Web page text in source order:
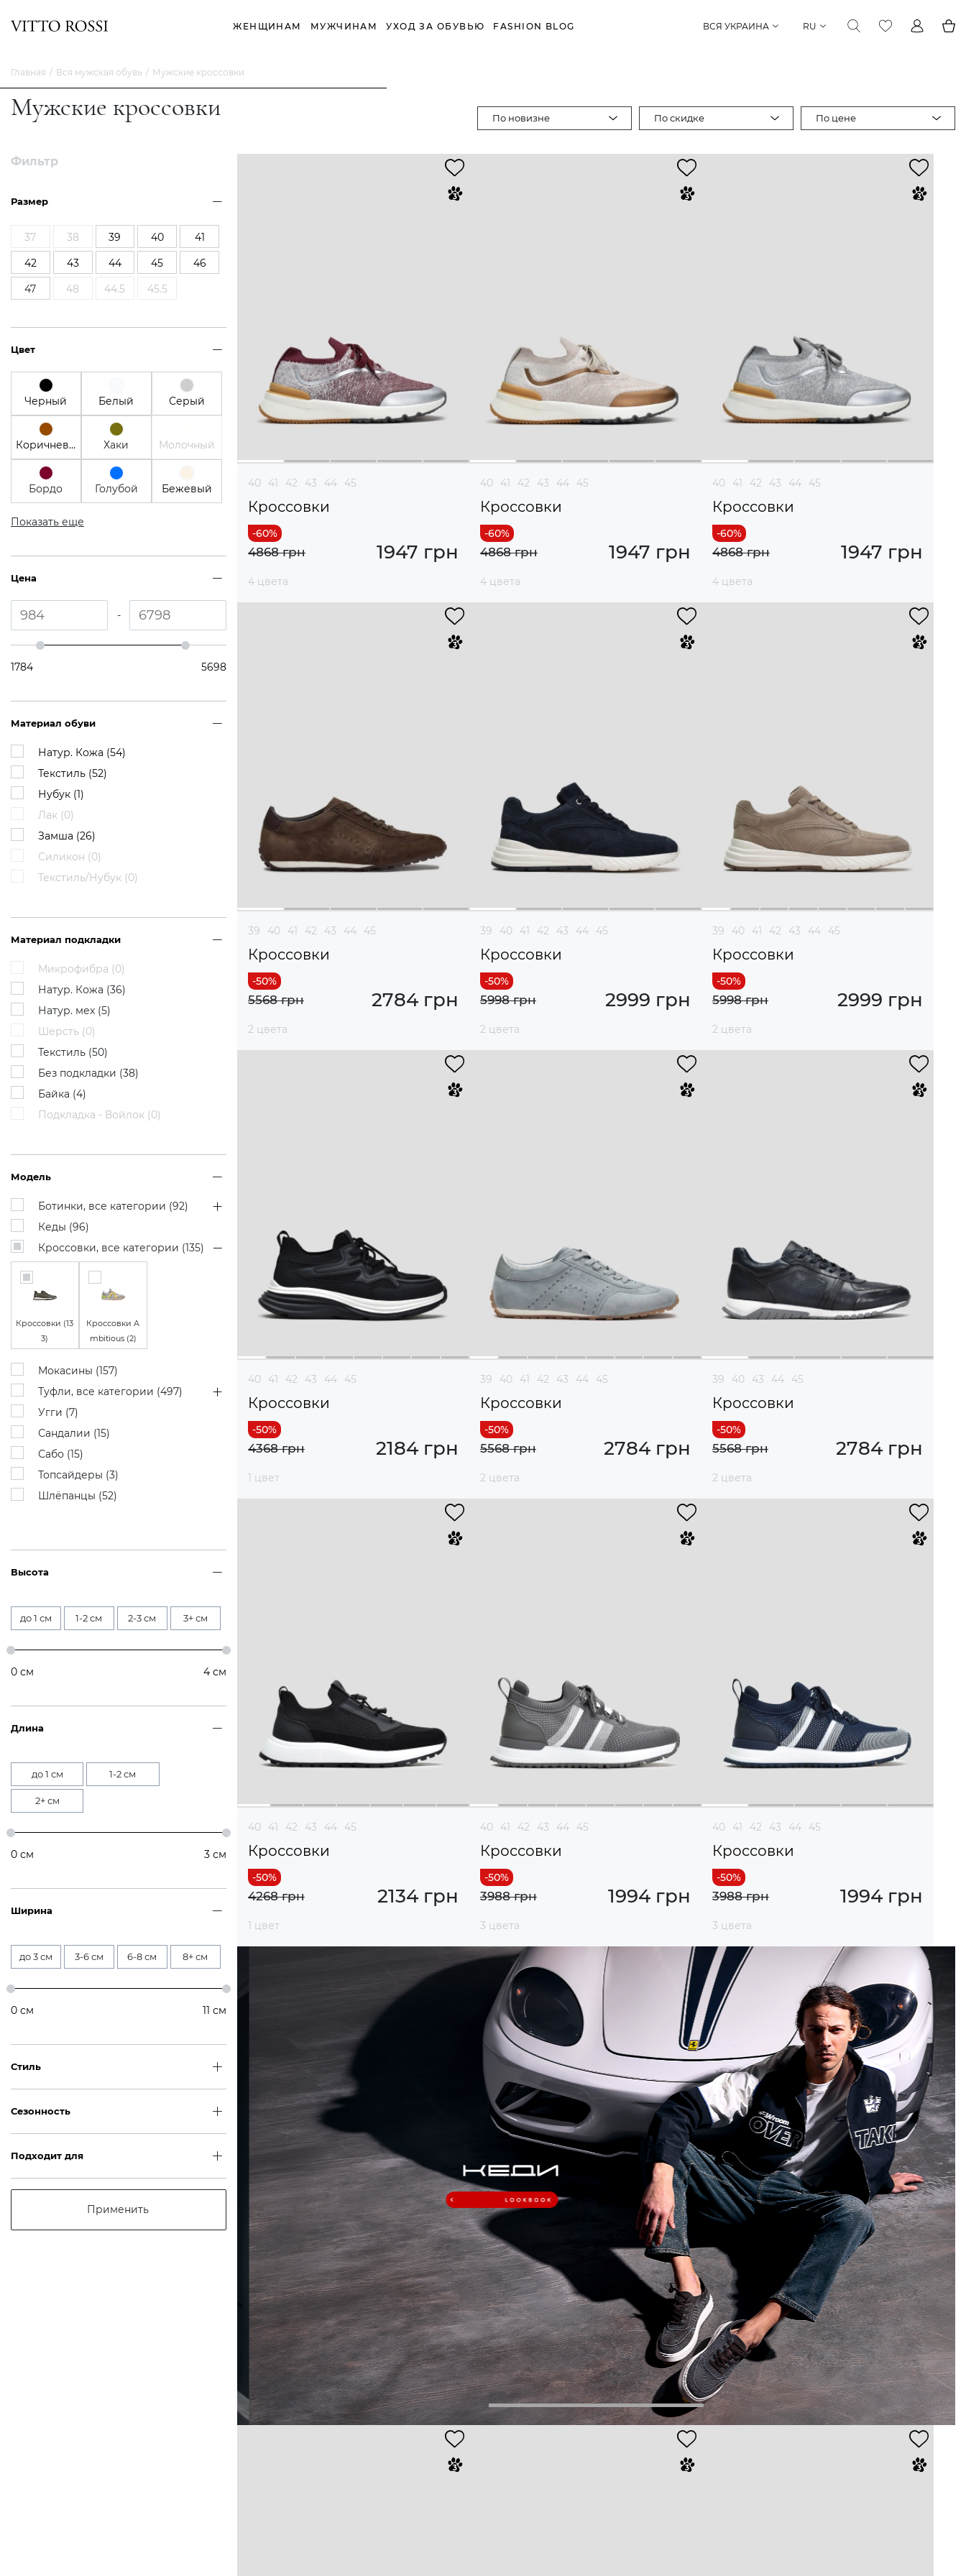
ЖЕНЩИНАМ МУЖЧИНАМ УХОД ЗА ОБУВЬЮ FASHION BLOG ВСЯ УКРАИНА RU
Главная Вся мужская обувь Мужские кроссовки
Мужские кроссовки По новизне По скидке По цене
Фильтр
Размер
37 38 39 40
41
42
43 44 45
46
47
48 44.5 45.5
Цвет
Черный Белый Серый
Коричневый Хаки Молочный
Бордо Голубой Бежевый
Показать еще
Цена
-
1784 5698
Материал обуви
Натур. Кожа (54)
Текстиль (52)
Нубук (1)
Лак (0)
Замша (26)
Силикон (0)
Текстиль/Нубук (0)
Материал подкладки
Микрофибра (0)
Натур. Кожа (36)
Натур. мех (5)
Шерсть (0)
Текстиль (50)
Без подкладки (38)
Байка (4)
Подкладка - Войлок (0)
Модель
Ботинки, все категории (92)
Кеды (96)
Кроссовки, все категории (135)
Кроссовки (13
3)
Кроссовки A
mbitious (2)
Мокасины (157)
Туфли, все категории (497)
Угги (7)
Сандалии (15)
Сабо (15)
Топсайдеры (3)
Шлёпанцы (52)
Высота
до 1 см 1-2 см 2-3 см 3+ см
0 см 4 см
Длина
до 1 см 1-2 см
2+ см
0 см 3 см
Ширина
до 3 см 3-6 см 6-8 см 8+ см
0 см 11 см
Стиль
Сезонность
Подходит для
Применить
40 41 42 43 44 45
Кроссовки
1947 грн
4868 грн
4 цвета
40 41 42 43 44 45
Кроссовки
1947 грн
4868 грн
4 цвета
40 41 42 43 44 45
Кроссовки
1947 грн
4868 грн
4 цвета
39 40 41 42 43 44 45
Кроссовки
2784 грн
5568 грн
2 цвета
39 40 41 42 43 44 45
Кроссовки
2999 грн
5998 грн
2 цвета
39 40 41 42 43 44 45
Кроссовки
2999 грн
5998 грн
2 цвета
40 41 42 43 44 45
Кроссовки
2184 грн
4368 грн
1 цвет
39 40 41 42 43 44 45
Кроссовки
2784 грн
5568 грн
2 цвета
39 40 43 44 45
Кроссовки
2784 грн
5568 грн
2 цвета
40 41 42 43 44 45
Кроссовки
2134 грн
4268 грн
1 цвет
40 41 42 43 44 45
Кроссовки
1994 грн
3988 грн
3 цвета
40 41 42 43 44 45
Кроссовки
1994 грн
3988 грн
3 цвета